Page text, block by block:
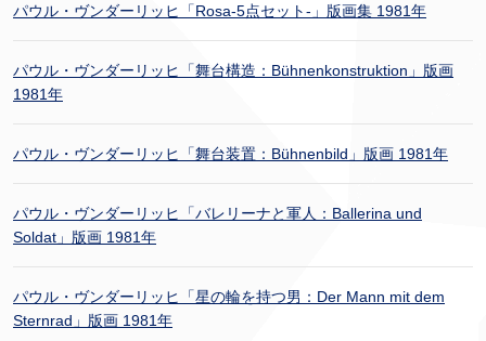
パウル・ヴンダーリッヒ「Rosa-5点セット-」版画集 1981年
パウル・ヴンダーリッヒ「舞台構造：Bühnenkonstruktion」版画
1981年
パウル・ヴンダーリッヒ「舞台装置：Bühnenbild」版画 1981年
パウル・ヴンダーリッヒ「バレリーナと軍人：Ballerina und
Soldat」版画 1981年
パウル・ヴンダーリッヒ「星の輪を持つ男：Der Mann mit dem
Sternrad」版画 1981年